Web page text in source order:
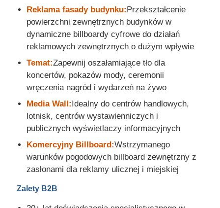
Reklama fasady budynku:Przekształcenie
powierzchni zewnętrznych budynków w
dynamiczne billboardy cyfrowe do działań
reklamowych zewnętrznych o dużym wpływie
Temat:Zapewnij oszałamiające tło dla
koncertów, pokazów mody, ceremonii
wręczenia nagród i wydarzeń na żywo
Media Wall:Idealny do centrów handlowych,
lotnisk, centrów wystawienniczych i
publicznych wyświetlaczy informacyjnych
Komercyjny Billboard:Wstrzymanego
warunków pogodowych billboard zewnętrzny z
zasłonami dla reklamy ulicznej i miejskiej
Zalety B2B